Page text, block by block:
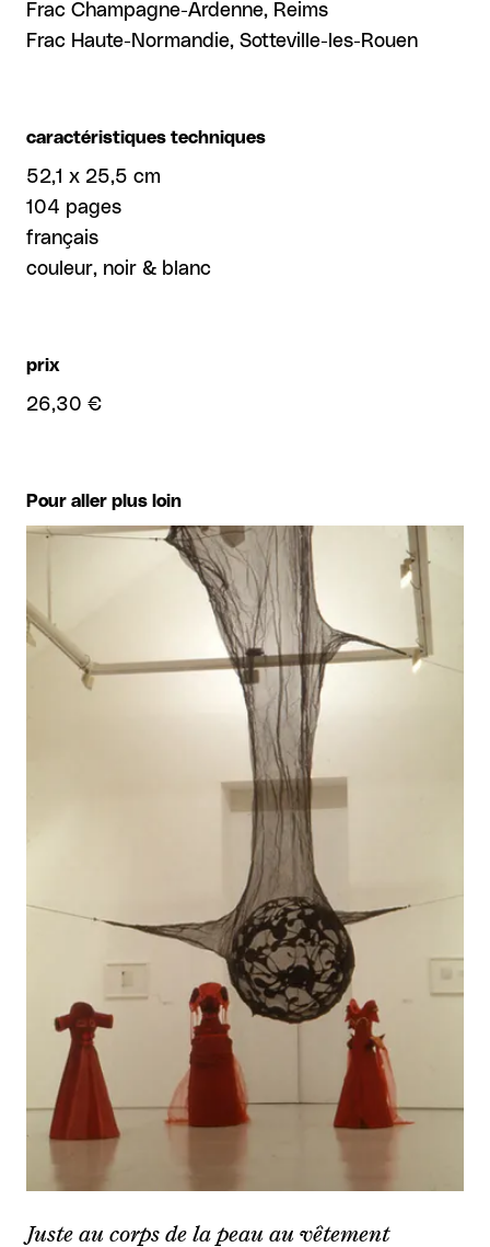
Frac Champagne-Ardenne, Reims
Frac Haute-Normandie, Sotteville-les-Rouen
caractéristiques techniques
52,1 x 25,5 cm
104 pages
français
couleur, noir & blanc
prix
26,30 €
Pour aller plus loin
Juste au corps de la peau au vêtement